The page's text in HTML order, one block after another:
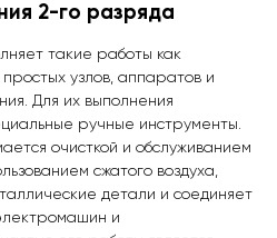
2-го разряда
такие работы как
узлов, аппаратов и
Для их выполнения
ручные инструменты.
очисткой и обслуживанием
сжатого воздуха,
детали и соединяет
и